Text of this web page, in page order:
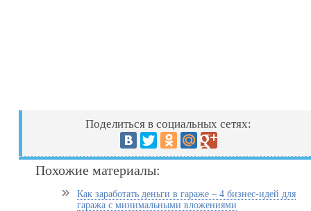
Поделиться в социальных сетях:
Похожие материалы:
Как заработать деньги в гараже – 4 бизнес-идей для
гаража с минимальными вложениями